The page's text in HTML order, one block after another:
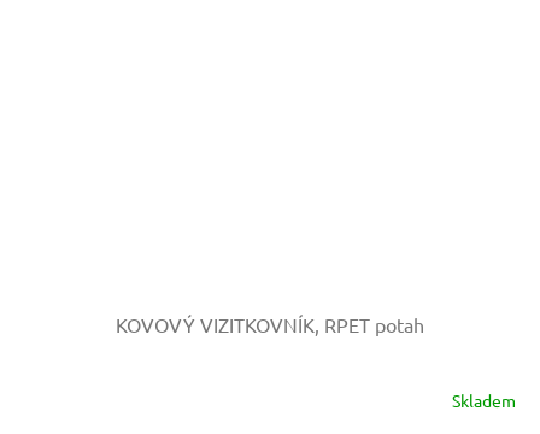
KOVOVÝ VIZITKOVNÍK, RPET potah
Skladem